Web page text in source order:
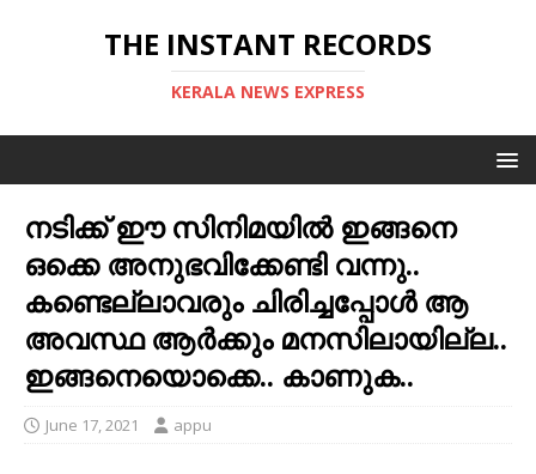
THE INSTANT RECORDS
KERALA NEWS EXPRESS
നടിക്ക് ഈ സിനിമയില്‍ ഇങ്ങനെ
ഒക്കെ അനുഭവിക്കേണ്ടി വന്നു..
കണ്ടെല്ലാവരും ചിരിച്ചപ്പോള്‍ ആ
അവസ്ഥ ആര്‍ക്കും മനസിലായില്ല..
ഇങ്ങനെയൊക്കെ.. കാണുക..
June 17, 2021 appu